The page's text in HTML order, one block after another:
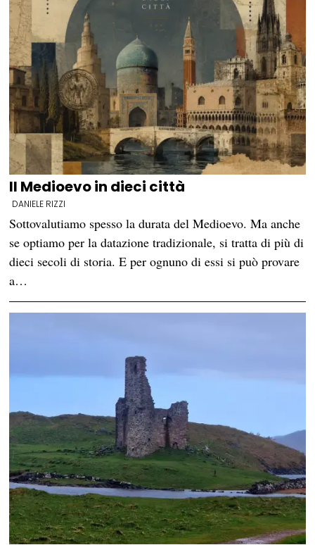
Il Medioevo in dieci città
DANIELE RIZZI
Sottovalutiamo spesso la durata del Medioevo. Ma anche
se optiamo per la datazione tradizionale, si tratta di più di
dieci secoli di storia. E per ognuno di essi si può provare
a…